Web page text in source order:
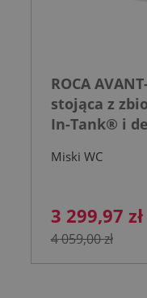
ROCA
stojąca z
In-Tank® i
Miski WC
3 299,97 zł
4 059,00 zł